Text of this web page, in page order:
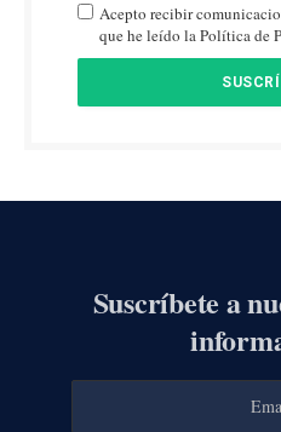
Acepto recibir
que he leído la Política de
Suscríbete a